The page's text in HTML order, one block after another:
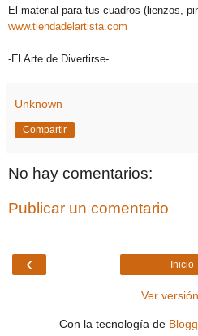
El material para tus cuadros (lienzos,
www.tiendadelartista.com
-El Arte de Divertirse-
Unknown
Compartir
No hay comentarios:
Publicar un comentario
‹ Inicio
Ver
Con la tecnología de